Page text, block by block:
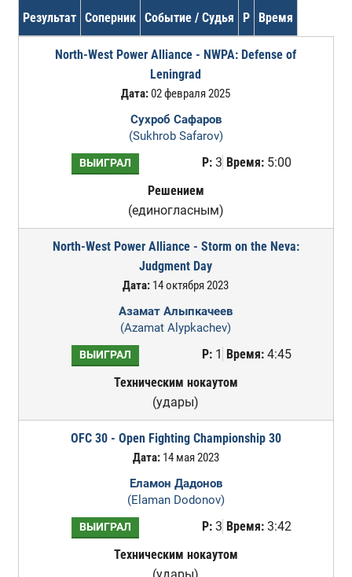
Результат Соперник Событие / Судья Р Время
North-West Power Alliance - NWPA: Defense of
Leningrad
Дата:02 февраля 2025
Сухроб Сафаров
(Sukhrob Safarov)
ВЫИГРАЛ Р:3 Время:5:00
Решением
(единогласным)
North-West Power Alliance - Storm on the Neva:
Judgment Day
Дата: 14 октября 2023
Азамат Алыпкачеев
(Azamat Alypkachev)
ВЫИГРАЛ Р:1 Время:4:45
Техническим нокаутом
(удары)
OFC 30 - Open Fighting Championship 30
Дата:14 мая 2023
Еламон Дадонов
(Elaman Dodonov)
ВЫИГРАЛ Р:3 Время:3:42
Техническим нокаутом